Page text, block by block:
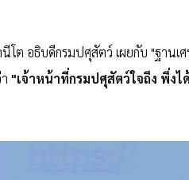
ต อธิบดีกรมปศุสัตว์ เผยกับ "ฐานเ
"เจ้าหน้าที่กรมปศุสัตว์ใจถึง พึ่งไ